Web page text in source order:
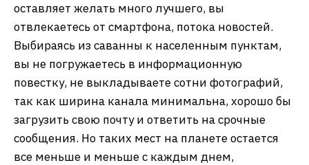
оставляет желать много лучшего, вы
отвлекаетесь от смартфона, потока новостей.
Выбираясь из саванны к населенным пунктам,
вы не погружаетесь в информационную
повестку, не выкладываете сотни фотографий,
так как ширина канала минимальна, хорошо бы
загрузить свою почту и ответить на срочные
сообщения. Но таких мест на планете остается
все меньше и меньше с каждым днем,